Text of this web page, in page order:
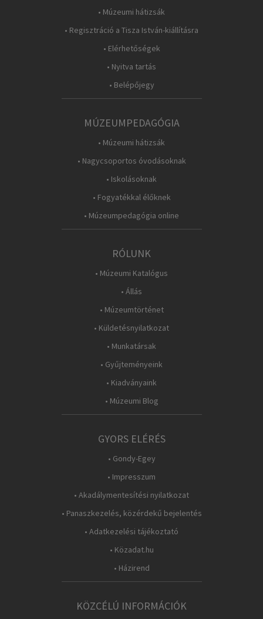
• Múzeumi hátizsák
• Regisztráció a Tisza István-kiállításra
• Elérhetőségek
• Nyitva tartás
• Belépőjegy
MÚZEUMPEDAGÓGIA
• Múzeumi hátizsák
• Nagycsoportos óvodásoknak
• Iskolásoknak
• Fogyatékkal élőknek
• Múzeumpedagógia online
RÓLUNK
• Múzeumi Katalógus
• Állás
• Múzeumtörténet
• Küldetésnyilatkozat
• Munkatársak
• Gyűjteményeink
• Kiadványaink
• Múzeumi Blog
GYORS ELÉRÉS
• Gondy-Egey
• Impresszum
• Akadálymentesítési nyilatkozat
• Panaszkezelés, közérdekű bejelentés
• Adatkezelési tájékoztató
• Közadat.hu
• Házirend
KÖZCÉLÚ INFORMÁCIÓK